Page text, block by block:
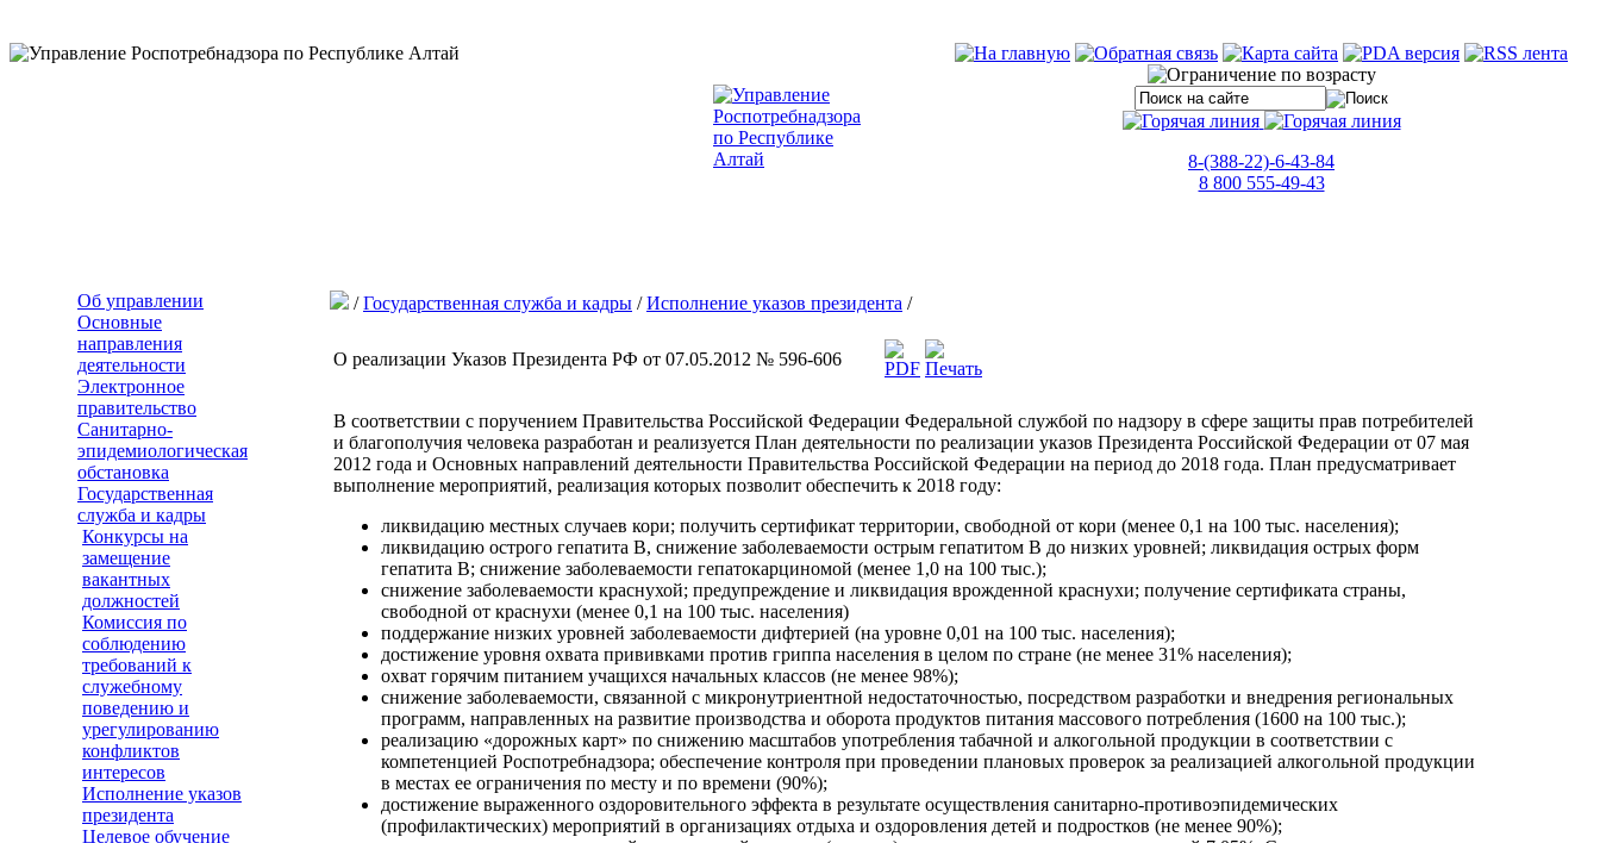
8-(388-22)-6-43-84
8 800 555-49-43
Об управлении
Основные
направления
деятельности
Электронное
правительство
Санитарно-
эпидемиологическая
обстановка
Государственная
служба и кадры
Конкурсы на
замещение
вакантных
должностей
Комиссия по
соблюдению
требований к
служебному
поведению и
урегулированию
конфликтов
интересов
Исполнение указов
президента
Целевое обучение
/Государственная служба и кадры /Исполнение указов президента /
О реализации Указов Президента РФ от 07.05.2012 № 596-606
В соответствии с поручением Правительства Российской Федерации Федеральной службой по надзору в сфере защиты прав потребителей
и благополучия человека разработан и реализуется План деятельности по реализации указов Президента Российской Федерации от 07 мая
2012 года и Основных направлений деятельности Правительства Российской Федерации на период до 2018 года. План предусматривает
выполнение мероприятий, реализация которых позволит обеспечить к 2018 году:
ликвидацию местных случаев кори; получить сертификат территории, свободной от кори (менее 0,1 на 100 тыс. населения);
ликвидацию острого гепатита В, снижение заболеваемости острым гепатитом В до низких уровней; ликвидация острых форм
гепатита В; снижение заболеваемости гепатокарциномой (менее 1,0 на 100 тыс.);
снижение заболеваемости краснухой; предупреждение и ликвидация врожденной краснухи; получение сертификата страны,
свободной от краснухи (менее 0,1 на 100 тыс. населения)
поддержание низких уровней заболеваемости дифтерией (на уровне 0,01 на 100 тыс. населения);
достижение уровня охвата прививками против гриппа населения в целом по стране (не менее 31% населения);
охват горячим питанием учащихся начальных классов (не менее 98%);
снижение заболеваемости, связанной с микронутриентной недостаточностью, посредством разработки и внедрения региональных
программ, направленных на развитие производства и оборота продуктов питания массового потребления (1600 на 100 тыс.);
реализацию «дорожных карт» по снижению масштабов употребления табачной и алкогольной продукции в соответствии с
компетенцией Роспотребнадзора; обеспечение контроля при проведении плановых проверок за реализацией алкогольной продукции
в местах ее ограничения по месту и по времени (90%);
достижение выраженного оздоровительного эффекта в результате осуществления санитарно-противоэпидемических
(профилактических) мероприятий в организациях отдыха и оздоровления детей и подростков (не менее 90%);